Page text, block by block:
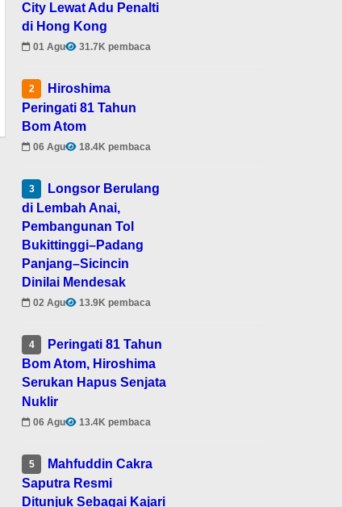
City Lewat Adu Penalti
di Hong Kong
01 Agu 31.7K pembaca
2
Hiroshima
Peringati 81 Tahun
Bom Atom
06 Agu 18.4K pembaca
3
Longsor Berulang
di Lembah Anai,
Pembangunan Tol
Bukittinggi–Padang
Panjang–Sicincin
Dinilai Mendesak
02 Agu 13.9K pembaca
4
Peringati 81 Tahun
Bom Atom, Hiroshima
Serukan Hapus Senjata
Nuklir
06 Agu 13.4K pembaca
5
Mahfuddin Cakra
Saputra Resmi
Ditunjuk Sebagai Kajari